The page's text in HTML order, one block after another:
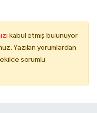
kabul etmiş bulunuyor
Yazılan yorumlardan
sorumlu